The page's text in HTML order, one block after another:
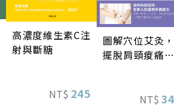
高濃度維生素C注
射與斷糖
NT$ 245
圖解穴位艾灸，
擺脫肩頸痠痛、
NT$